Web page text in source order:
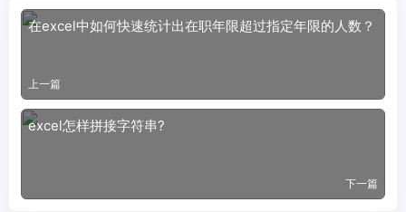
在excel中如何快速统计出在职年限超过指定年限的人数？
上一篇
excel怎样拼接字符串?
下一篇